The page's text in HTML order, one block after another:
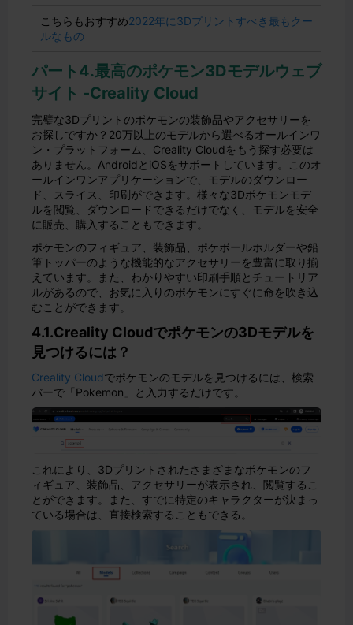
こちらもおすすめ2022年に3Dプリントすべき最もクー
ルなもの
パート4.最高のポケモン3Dモデルウェブ
サイト -Creality Cloud
完璧な3Dプリントのポケモンの装飾品やアクセサリーを
お探しですか？20万以上のモデルから選べるオールインワ
ン・プラットフォーム、Creality Cloudをもう探す必要は
ありません。AndroidとiOSをサポートしています。このオ
ールインワンアプリケーションで、モデルのダウンロー
ド、スライス、印刷ができます。様々な3Dポケモンモデ
ルを閲覧、ダウンロードできるだけでなく、モデルを安全
に販売、購入することもできます。
ポケモンのフィギュア、装飾品、ポケボールホルダーや鉛
筆トッパーのような機能的なアクセサリーを豊富に取り揃
えています。また、わかりやすい印刷手順とチュートリア
ルがあるので、お気に入りのポケモンにすぐに命を吹き込
むことができます。
4.1.Creality Cloudでポケモンの3Dモデルを
見つけるには？
Creality Cloudでポケモンのモデルを見つけるには、検索
バーで「Pokemon」と入力するだけです。
これにより、3Dプリントされたさまざまなポケモンのフ
ィギュア、装飾品、アクセサリーが表示され、閲覧するこ
とができます。また、すでに特定のキャラクターが決まっ
ている場合は、直接検索することもできる。